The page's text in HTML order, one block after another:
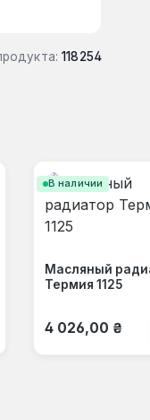
118254
В наличии
Масляный
Термия 1125
Обычная
4 026,00 ₴